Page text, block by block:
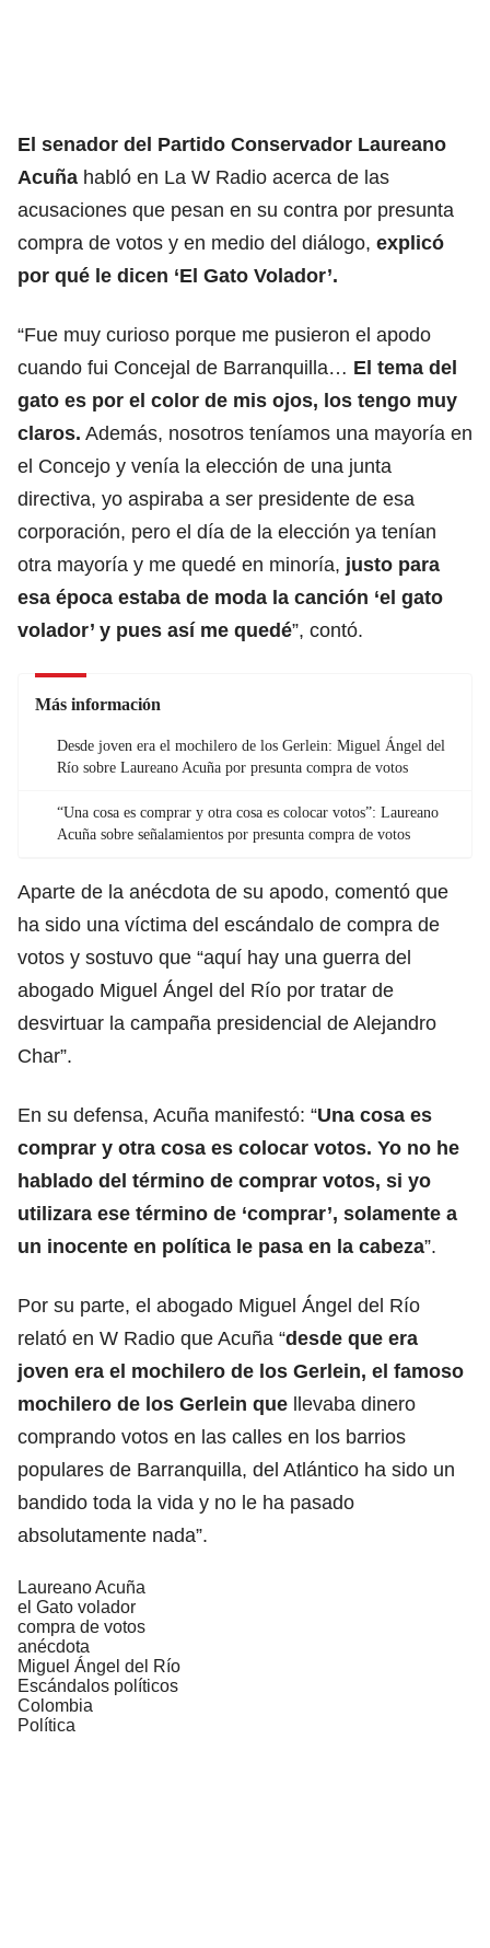
El senador del Partido Conservador Laureano
Acuña habló en La W Radio acerca de las
acusaciones que pesan en su contra por presunta
compra de votos y en medio del diálogo, explicó
por qué le dicen ‘El Gato Volador’.
“Fue muy curioso porque me pusieron el apodo
cuando fui Concejal de Barranquilla… El tema del
gato es por el color de mis ojos, los tengo muy
claros. Además, nosotros teníamos una mayoría en
el Concejo y venía la elección de una junta
directiva, yo aspiraba a ser presidente de esa
corporación, pero el día de la elección ya tenían
otra mayoría y me quedé en minoría, justo para
esa época estaba de moda la canción ‘el gato
volador’ y pues así me quedé”, contó.
Más información
Desde joven era el mochilero de los Gerlein: Miguel Ángel del
Río sobre Laureano Acuña por presunta compra de votos
“Una cosa es comprar y otra cosa es colocar votos”: Laureano
Acuña sobre señalamientos por presunta compra de votos
Aparte de la anécdota de su apodo, comentó que
ha sido una víctima del escándalo de compra de
votos y sostuvo que “aquí hay una guerra del
abogado Miguel Ángel del Río por tratar de
desvirtuar la campaña presidencial de Alejandro
Char”.
En su defensa, Acuña manifestó: “Una cosa es
comprar y otra cosa es colocar votos. Yo no he
hablado del término de comprar votos, si yo
utilizara ese término de ‘comprar’, solamente a
un inocente en política le pasa en la cabeza”.
Por su parte, el abogado Miguel Ángel del Río
relató en W Radio que Acuña “desde que era
joven era el mochilero de los Gerlein, el famoso
mochilero de los Gerlein que llevaba dinero
comprando votos en las calles en los barrios
populares de Barranquilla, del Atlántico ha sido un
bandido toda la vida y no le ha pasado
absolutamente nada”.
Laureano Acuña
el Gato volador
compra de votos
anécdota
Miguel Ángel del Río
Escándalos políticos
Colombia
Política